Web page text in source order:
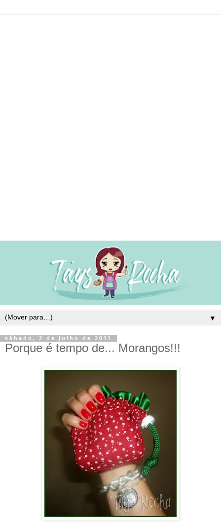
▼
sábado, 2 de julho de 2011
Porque é tempo de... Morangos!!!